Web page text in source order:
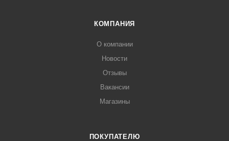
КОМПАНИЯ
О компании
Новости
Отзывы
Вакансии
Магазины
ПОКУПАТЕЛЮ